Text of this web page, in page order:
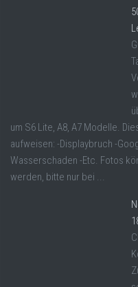
um S6 Lite, A8, A7 Modelle.
aufweisen: -Displaybruch -
Wasserschaden -Etc. Fotos
werden, bitte nur bei ...